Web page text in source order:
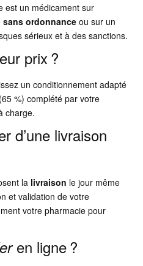
est un médicament sur
sans ordonnance ou sur un
sérieux et à des sanctions.
prix ?
un conditionnement adapté
%) complété par votre
charge.
d’une livraison
la livraison le jour même
et validation de votre
votre pharmacie pour
en ligne ?